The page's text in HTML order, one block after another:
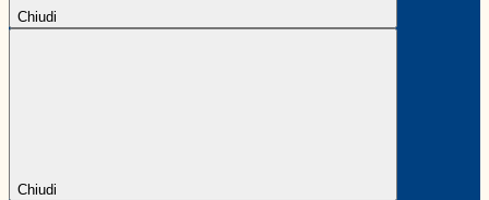
Chiudi
Chiudi